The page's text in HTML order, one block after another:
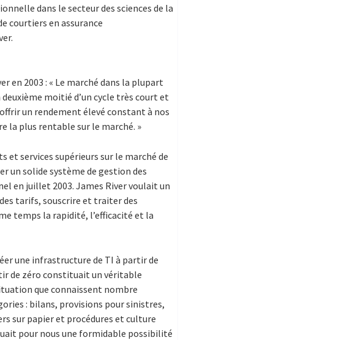
dans le secteur des sciences de la
courtiers en assurance
en 2003 : « Le marché dans la plupart
moitié d’un cycle très court et
un rendement élevé constant à nos
la plus rentable sur le marché. »
et services supérieurs sur le marché de
un solide système de gestion des
en juillet 2003. James River voulait un
tarifs, souscrire et traiter des
temps la rapidité, l’efficacité et la
une infrastructure de TI à partir de
de zéro constituait un véritable
que connaissent nombre
: bilans, provisions pour sinistres,
sur papier et procédures et culture
pour nous une formidable possibilité